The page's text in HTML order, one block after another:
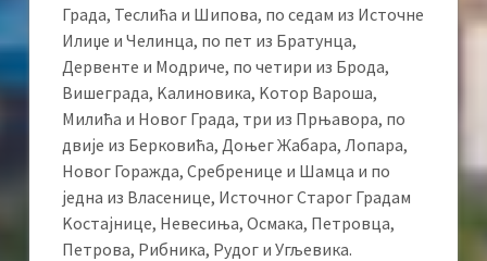
Града, Теслића и Шипова, по седам из Источне
Илиџе и Челинца, по пет из Братунца,
Дервенте и Модриче, по четири из Брода,
Вишеграда, Kалиновика, Kотор Вароша,
Милића и Новог Града, три из Прњавора, по
двије из Берковића, Доњег Жабара, Лопара,
Новог Горажда, Сребренице и Шамца и по
једна из Власенице, Источног Старог Градам
Kостајнице, Невесиња, Осмака, Петровца,
Петрова, Рибника, Рудог и Угљевика.